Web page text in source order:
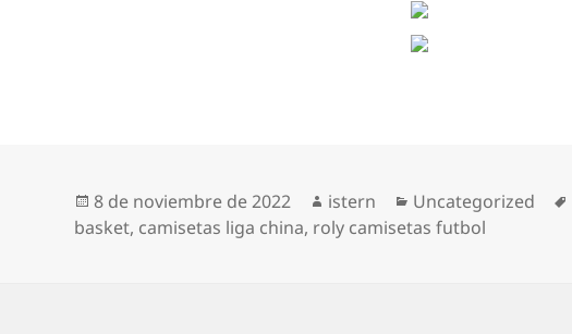
Publicado
el
8 de noviembre de 2022 Autor
istern Categorías
Uncategorized
basket, camisetas liga china, roly camisetas futbol